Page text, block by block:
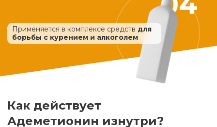
Применяется в комплексе средств для
борьбы с курением и алкоголем
Как действует
Адеметионин изнутри?